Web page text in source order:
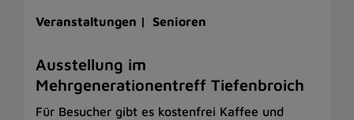
Veranstaltungen | Senioren
Ausstellung im
Mehrgenerationentreff Tiefenbroich
Für Besucher gibt es kostenfrei Kaffee und